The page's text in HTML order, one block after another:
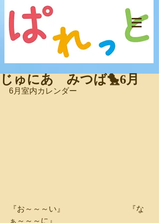
じゅにあ みつば🐤6月
6月室内カレンダー
『お～～～い』　　　　　　　　『な
ぁ～～～に』